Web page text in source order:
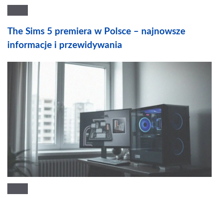
The Sims 5 premiera w Polsce – najnowsze
informacje i przewidywania